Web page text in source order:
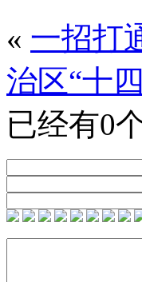
« 一招打
治区“十
已经有0